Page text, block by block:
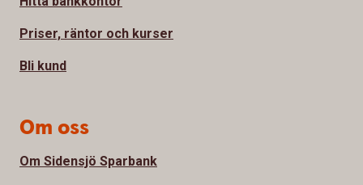
Priser, räntor och kurser
Bli kund
Om oss
Om Sidensjö Sparbank